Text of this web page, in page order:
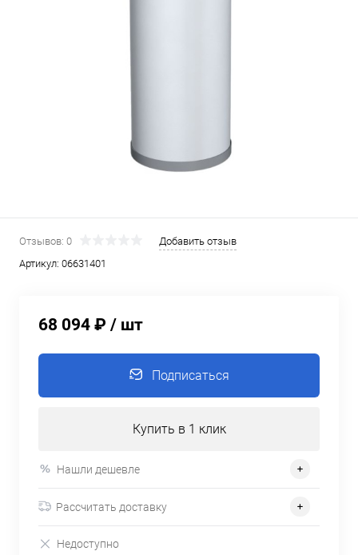
Отзывов: 0
Добавить отзыв
Артикул: 06631401
68 094 ₽ / шт
Подписаться
Купить в 1 клик
Нашли дешевле
Рассчитать доставку
Недоступно